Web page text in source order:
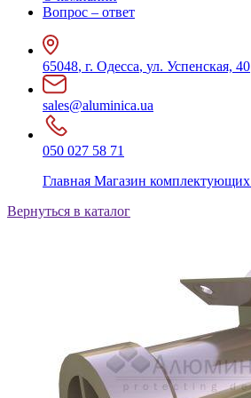
Вопрос – ответ
65048, г. Одесса, ул. Успенская, 40
sales@aluminica.ua
050 027 58 71
Главная Магазин комплектующих
Вернуться в каталог